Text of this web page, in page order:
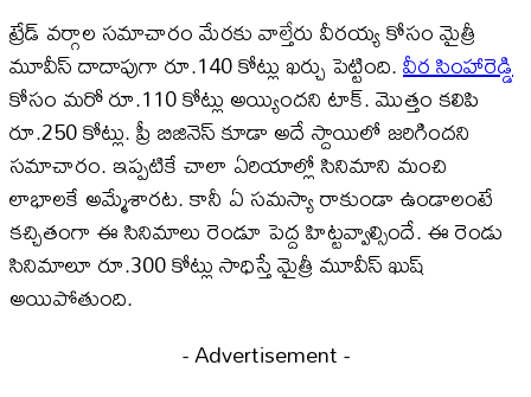
ట్రేడ్ వర్గాల సమాచారం మేరకు వాల్తేరు వీర‌య్య కోసం మైత్రీ
మూవీస్ దాదాపుగా రూ.140 కోట్లు ఖ‌ర్చు పెట్టింది.వీర సింహారెడ్డి
కోసం మ‌రో రూ.110 కోట్లు అయ్యింద‌ని టాక్. మొత్తం క‌లిపి
రూ.250 కోట్లు. ప్రీ బిజినెస్ కూడా అదే స్దాయిలో జరిగిందని
సమాచారం. ఇప్పటికే చాలా ఏరియాల్లో సినిమాని మంచి
లాభాలకే అమ్మేశారట. కానీ ఏ సమస్యా రాకుండా ఉండాలంటే
కచ్చితంగా ఈ సినిమాలు రెండూ పెద్ద హిట్ట‌వ్వాల్సిందే. ఈ రెండు
సినిమాలూ రూ.300 కోట్లు సాధిస్తే మైత్రీ మూవీస్​ ఖుష్
అయిపోతుంది.
- Advertisement -